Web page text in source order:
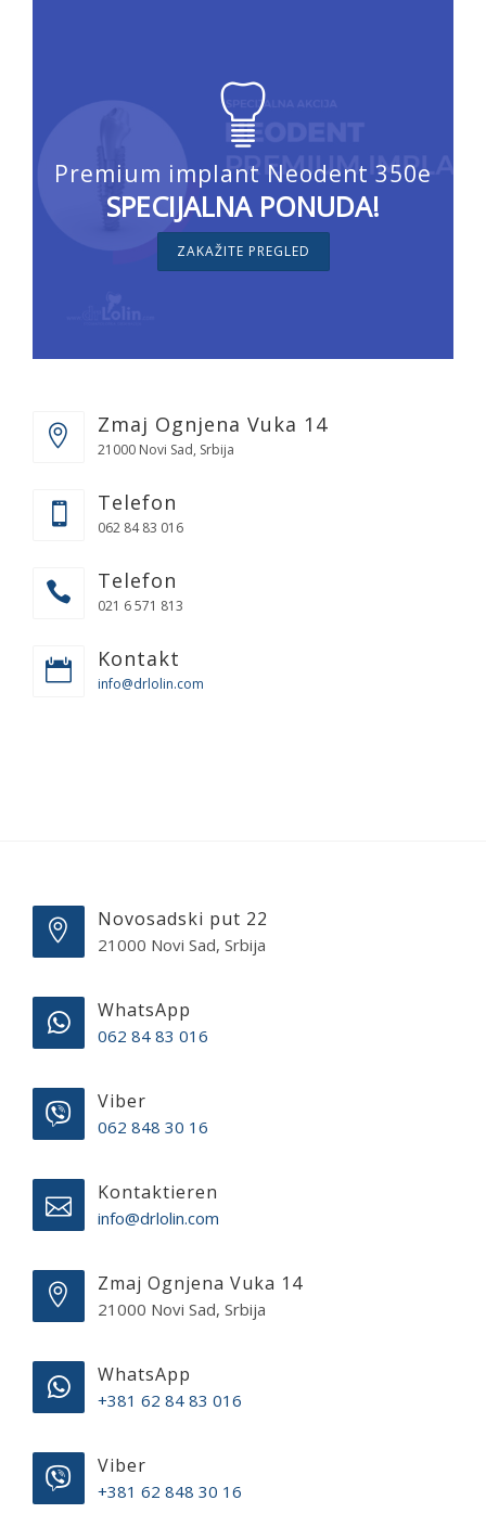
Premium implant Neodent 350e
SPECIJALNA PONUDA!
ZAKAŽITE PREGLED
Zmaj Ognjena Vuka 14
21000 Novi Sad, Srbija
Telefon
062 84 83 016
Telefon
021 6 571 813
Kontakt
info@drlolin.com
Novosadski put 22
21000 Novi Sad, Srbija
WhatsApp
062 84 83 016
Viber
062 848 30 16
Kontaktieren
info@drlolin.com
Zmaj Ognjena Vuka 14
21000 Novi Sad, Srbija
WhatsApp
+381 62 84 83 016
Viber
+381 62 848 30 16